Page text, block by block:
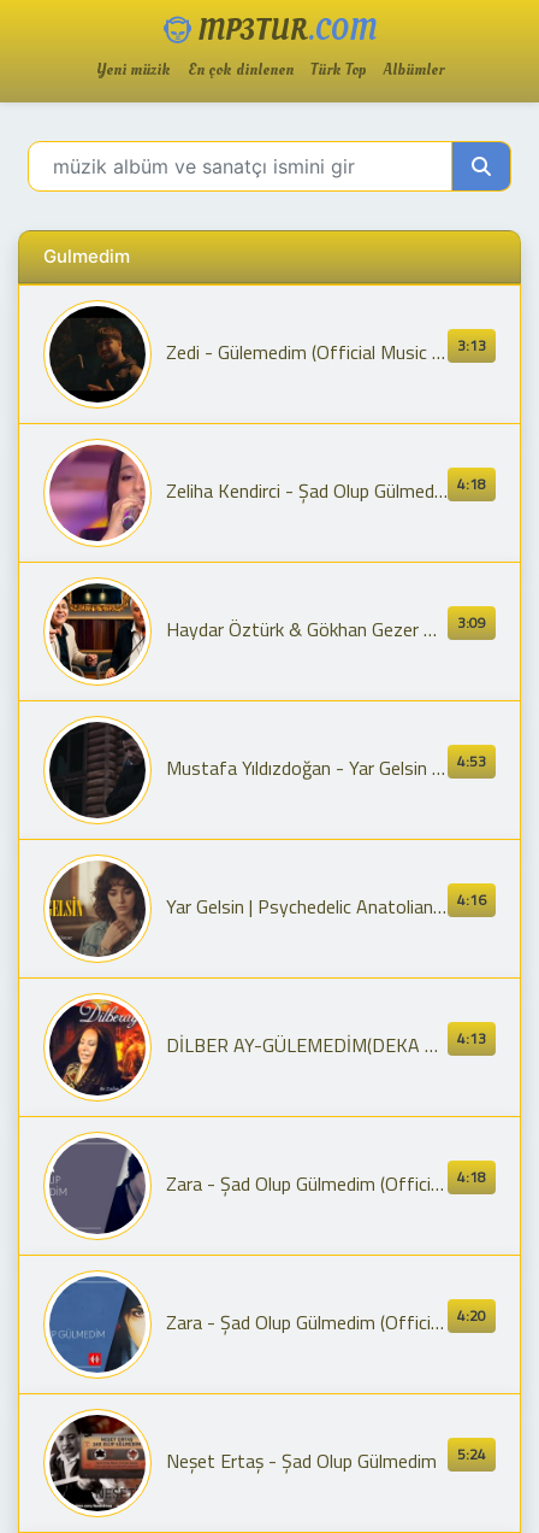
MP3TUR.COM
Yeni müzik En çok dinlenen Türk Top Albümler
Gulmedim
3:13
Zedi - Gülemedim (Official Music Video)
4:18
Zeliha Kendirci - Şad Olup Gülmedim & Mihriban
3:09
Haydar Öztürk & Gökhan Gezer Gülmedim
4:53
Mustafa Yıldızdoğan - Yar Gelsin [Resmi Video]
4:16
Yar Gelsin | Psychedelic Anatolian Rock House
4:13
DİLBER AY-GÜLEMEDİM(DEKA MÜZİK)
4:18
Zara - Şad Olup Gülmedim (Official Video)
4:20
Zara - Şad Olup Gülmedim (Official Audio)
5:24
Neşet Ertaş - Şad Olup Gülmedim